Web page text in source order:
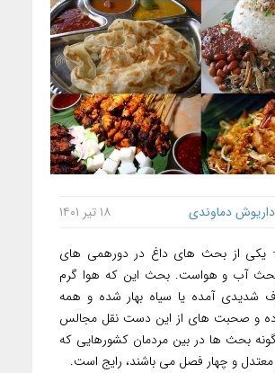
دماوندی ۱۸ تیر ۱۴۰۱
یکی از بحث های داغ در دورهمی های
بحث آب و هواست. بحث این که هوا گرم
شدیدی آمده یا سیاه بهار شده و همه
و صحبت های از این دست نقل مجالس
بحث ها در بین مردمان کشورهایی که
و چهار فصل می باشند، رایج است.